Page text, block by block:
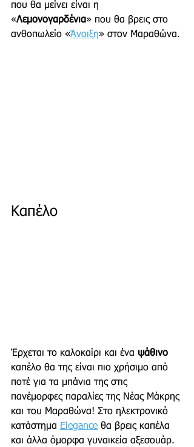
που θα μείνει είναι η
«Λεμονογαρδένια» που θα βρεις στο
ανθοπωλείο «Άνοιξη» στον Μαραθώνα.
Καπέλο
Έρχεται το καλοκαίρι και ένα ψάθινο
καπέλο θα της είναι πιο χρήσιμο από
ποτέ για τα μπάνια της στις
πανέμορφες παραλίες της Νέας Μάκρης
και του Μαραθώνα! Στο ηλεκτρονικό
κατάστημα Elegance θα βρεις καπέλα
και άλλα όμορφα γυναικεία αξεσουάρ.